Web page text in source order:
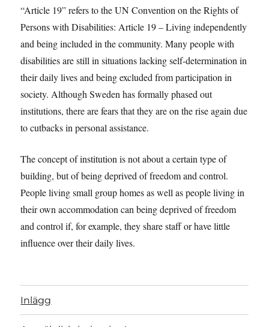
“Article 19” refers to the UN Convention on the Rights of
Persons with Disabilities: Article 19 – Living independently
and being included in the community. Many people with
disabilities are still in situations lacking self-determination in
their daily lives and being excluded from participation in
society. Although Sweden has formally phased out
institutions, there are fears that they are on the rise again due
to cutbacks in personal assistance.
The concept of institution is not about a certain type of
building, but of being deprived of freedom and control.
People living small group homes as well as people living in
their own accommodation can being deprived of freedom
and control if, for example, they share staff or have little
influence over their daily lives.
Inlägg